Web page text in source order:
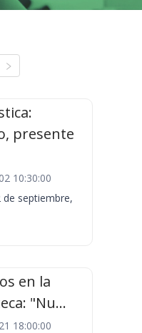
presente
10:30:00
de septiembre,
en la
"Nu...
18:00:00